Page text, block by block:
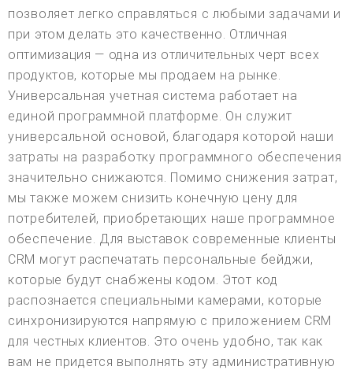
позволяет легко справляться с любыми задачами и
при этом делать это качественно. Отличная
оптимизация — одна из отличительных черт всех
продуктов, которые мы продаем на рынке.
Универсальная учетная система работает на
единой программной платформе. Он служит
универсальной основой, благодаря которой наши
затраты на разработку программного обеспечения
значительно снижаются. Помимо снижения затрат,
мы также можем снизить конечную цену для
потребителей, приобретающих наше программное
обеспечение. Для выставок современные клиенты
CRM могут распечатать персональные бейджи,
которые будут снабжены кодом. Этот код
распознается специальными камерами, которые
синхронизируются напрямую с приложением CRM
для честных клиентов. Это очень удобно, так как
вам не придется выполнять эту административную